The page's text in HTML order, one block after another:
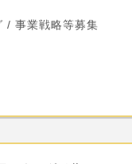
/ 事業戦略等募集